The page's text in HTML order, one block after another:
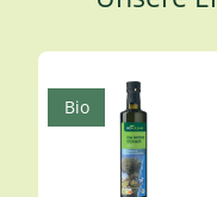
Produktgalerie
Bio